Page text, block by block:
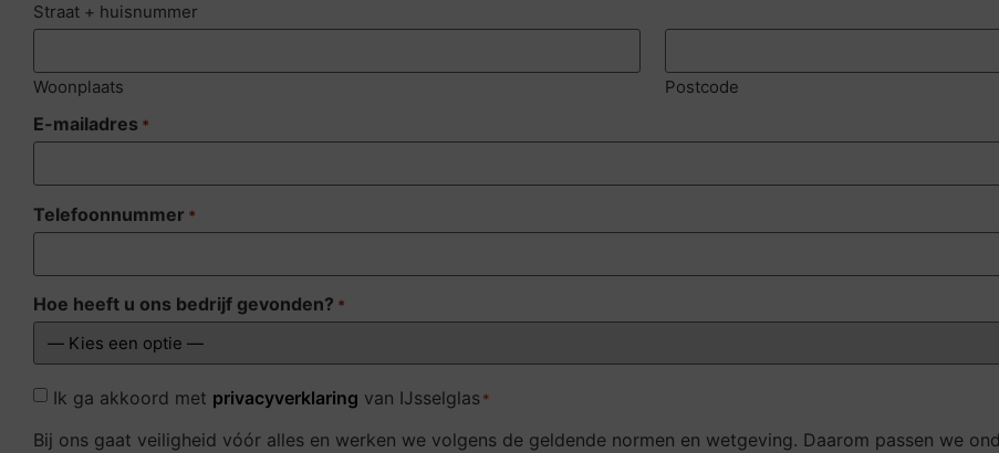
Straat + huisnummer
Woonplaats Postcode
E-mailadres *
Telefoonnummer *
Hoe heeft u ons bedrijf gevonden? *
Consent
Ik ga akkoord met privacyverklaring van IJsselglas*
Bij ons gaat veiligheid vóór alles en werken we volgens de geldende normen en wetgeving. Daarom passen we